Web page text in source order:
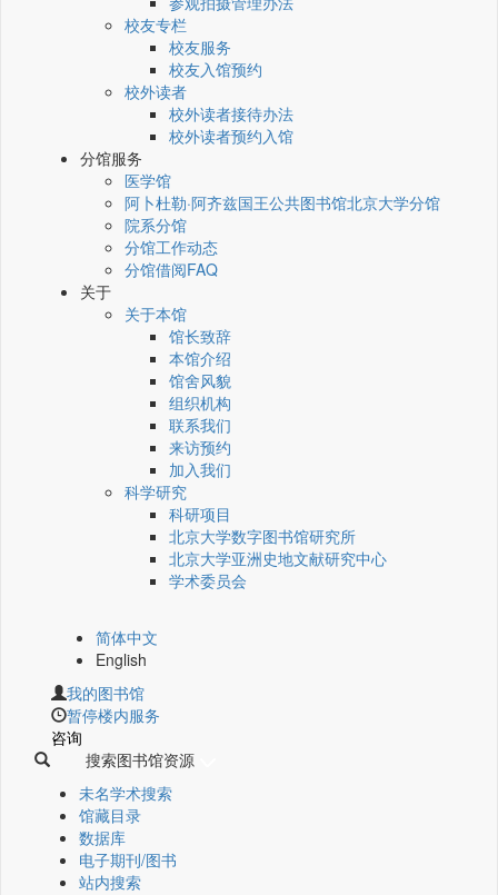
校友专栏
校友服务
校友入馆预约
校外读者
校外读者接待办法
校外读者预约入馆
分馆服务
医学馆
阿卜杜勒·阿齐兹国王公共图书馆北京大学分馆
院系分馆
分馆工作动态
分馆借阅FAQ
关于
关于本馆
馆长致辞
本馆介绍
馆舍风貌
组织机构
联系我们
来访预约
加入我们
科学研究
科研项目
北京大学数字图书馆研究所
北京大学亚洲史地文献研究中心
学术委员会
简体中文
English
我的图书馆
暂停楼内服务
咨询
搜索图书馆资源
未名学术搜索
馆藏目录
数据库
电子期刊/图书
站内搜索